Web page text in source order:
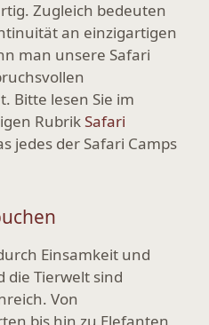
Zugleich bedeuten
an einzigartigen
man unsere Safari
Bitte lesen Sie im
RubrikSafari
jedes der Safari Camps
Einsamkeit und
die Tierwelt sind
Von